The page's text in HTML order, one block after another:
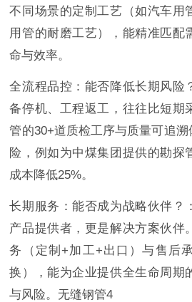
不同场景的定制工艺（如汽车用
用管的耐磨工艺），能精准匹配
命与效率。
全流程品控：能否降低长期风险
备停机、工程返工，往往比短期
管的30+道质检工序与质量可追
险，例如为中煤集团提供的勘探
成本降低25%。
长期服务：能否成为战略伙伴？
产品提供者，更是解决方案伙伴
务（定制+加工+出口）与售后
换），能为企业提供全生命周期
与风险。无缝钢管4